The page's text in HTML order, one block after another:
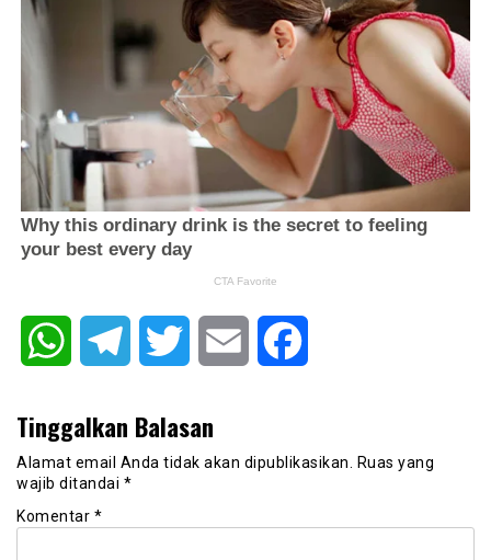
WhatsAppTelegram Twitter Email
Tinggalkan Balasan
Alamat email Anda tidak akan dipublikasikan.
Ruas yang
wajib ditandai *
Komentar *